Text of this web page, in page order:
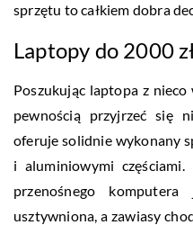
sprzętu to całkiem dobra
Laptopy do 2000
Poszukując laptopa z
pewnością przyjrzeć się
oferuje solidnie wykonany
i aluminiowymi
przenośnego
usztywniona, a zawiasy